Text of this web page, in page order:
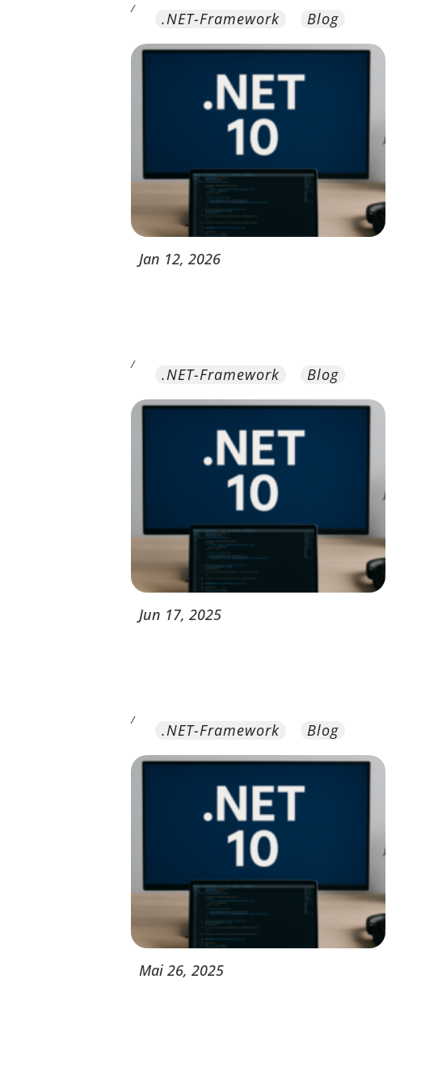
/
.NET-Framework Blog
Jan 12, 2026
/
.NET-Framework Blog
Jun 17, 2025
/
.NET-Framework Blog
Mai 26, 2025